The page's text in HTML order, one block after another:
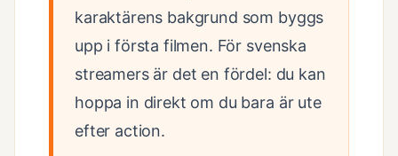
karaktärens bakgrund som byggs
upp i första filmen. För svenska
streamers är det en fördel: du kan
hoppa in direkt om du bara är ute
efter action.